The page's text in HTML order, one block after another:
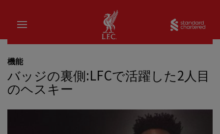
家
機能
バッジの裏側:LFCで活躍した2人目
のヘスキー